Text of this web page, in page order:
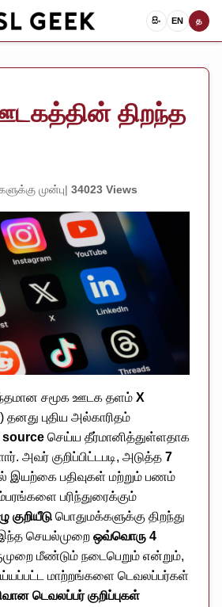
සිං EN த
திறந்த
முன்பு 34023 Views
சமூக ஊடக தளம் X
புதிய அல்காரிதம்
source செய்ய தீர்மானித்துள்ளதாக
அவர் குறிப்பிட்டபடி, அடுத்த 7
இயற்கை பதிவுகள் மற்றும் பணம்
பரிந்துரைக்கும்
குறியீடு பொதுமக்களுக்கு திறந்து
இந்த செயல்முறை ஒவ்வொரு 4
மீண்டும் நடைபெறும் என்றும்,
மாற்றங்களை டெவலப்பர்கள்
டெவலப்பர் குறிப்புகள்